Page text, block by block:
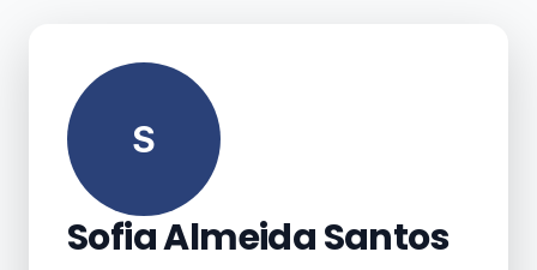
S
Sofia Almeida Santos